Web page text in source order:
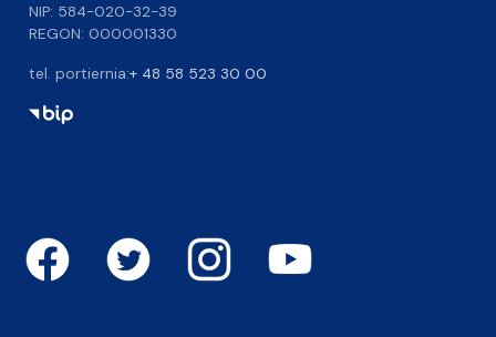
NIP: 584-020-32-39
REGON: 000001330
tel. portiernia:+ 48 58 523 30 00